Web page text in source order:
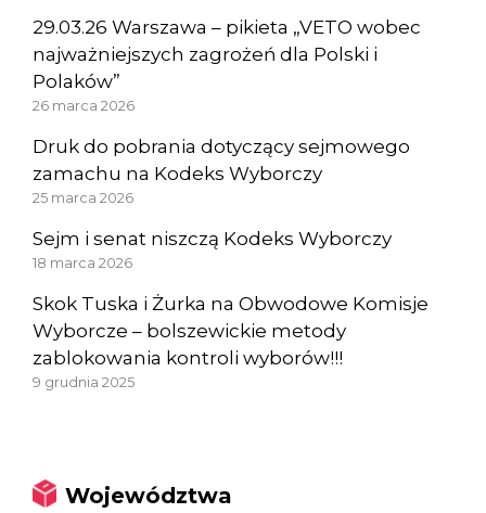
29.03.26 Warszawa – pikieta „VETO wobec
najważniejszych zagrożeń dla Polski i
Polaków”
26 marca 2026
Druk do pobrania dotyczący sejmowego
zamachu na Kodeks Wyborczy
25 marca 2026
Sejm i senat niszczą Kodeks Wyborczy
18 marca 2026
Skok Tuska i Żurka na Obwodowe Komisje
Wyborcze – bolszewickie metody
zablokowania kontroli wyborów!!!
9 grudnia 2025
Województwa